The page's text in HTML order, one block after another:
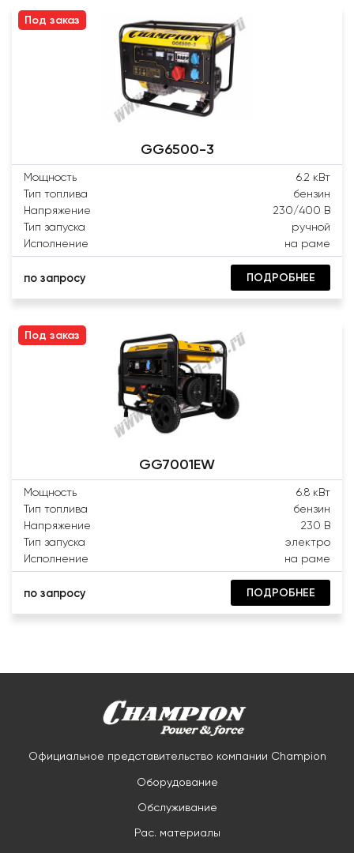
Под заказ
GG6500-3
Мощность
6.2 кВт
Тип топлива
бензин
Напряжение
230/400 В
Тип запуска
ручной
Исполнение
на раме
по запросу ПОДРОБНЕЕ
Под заказ
GG7001EW
Мощность
6.8 кВт
Тип топлива
бензин
Напряжение
230 В
Тип запуска
электро
Исполнение
на раме
по запросу ПОДРОБНЕЕ
Официальное представительство компании Champion
Оборудование
Обслуживание
Рас. материалы